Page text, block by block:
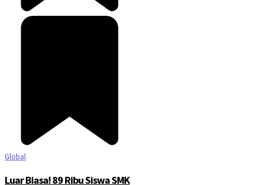
Global
Luar Biasa! 89 Ribu Siswa SMK